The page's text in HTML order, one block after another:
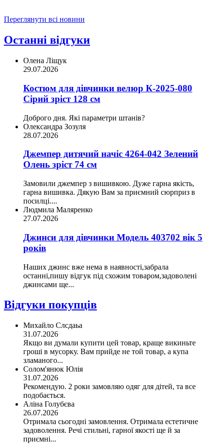
Переглянути всі новини
Останні відгуки
Олена Ліщук
29.07.2026
Костюм для дівчинки велюр К-2025-080
Сірий зріст 128 см
Доброго дня. Які параметри штанів?
Олександра Зозуля
28.07.2026
Джемпер дитячий начіс 4264-042 Зелений
Олень зріст 74 см
Замовили джемпер з вишивкою. Дуже гарна якість,
гарна вишивка. Дякую Вам за приємний сюрприз в
посилці....
Людмила Маляренко
27.07.2026
Джинси для дівчинки Модель 403702 вік 5
років
Наших джинс вже нема в наявності,забрала
останні,пишу відгук під схожим товаром,задоволені
джинсами ще...
Відгуки покупців
Михайло Слсдаьа
31.07.2026
Якщо ви думали купити цей товар, краще викиньте
гроші в мусорку. Вам прийде не той товар, а купа
зламаного...
Солом'янюк Юлія
31.07.2026
Рекомендую. 2 роки замовляю одяг для дітей, та все
подобається.
Аліна Голубєва
26.07.2026
Отримала сьогодні замовлення. Отримала естетичне
задоволення. Речі стильні, гарної якості ще й за
приємні...